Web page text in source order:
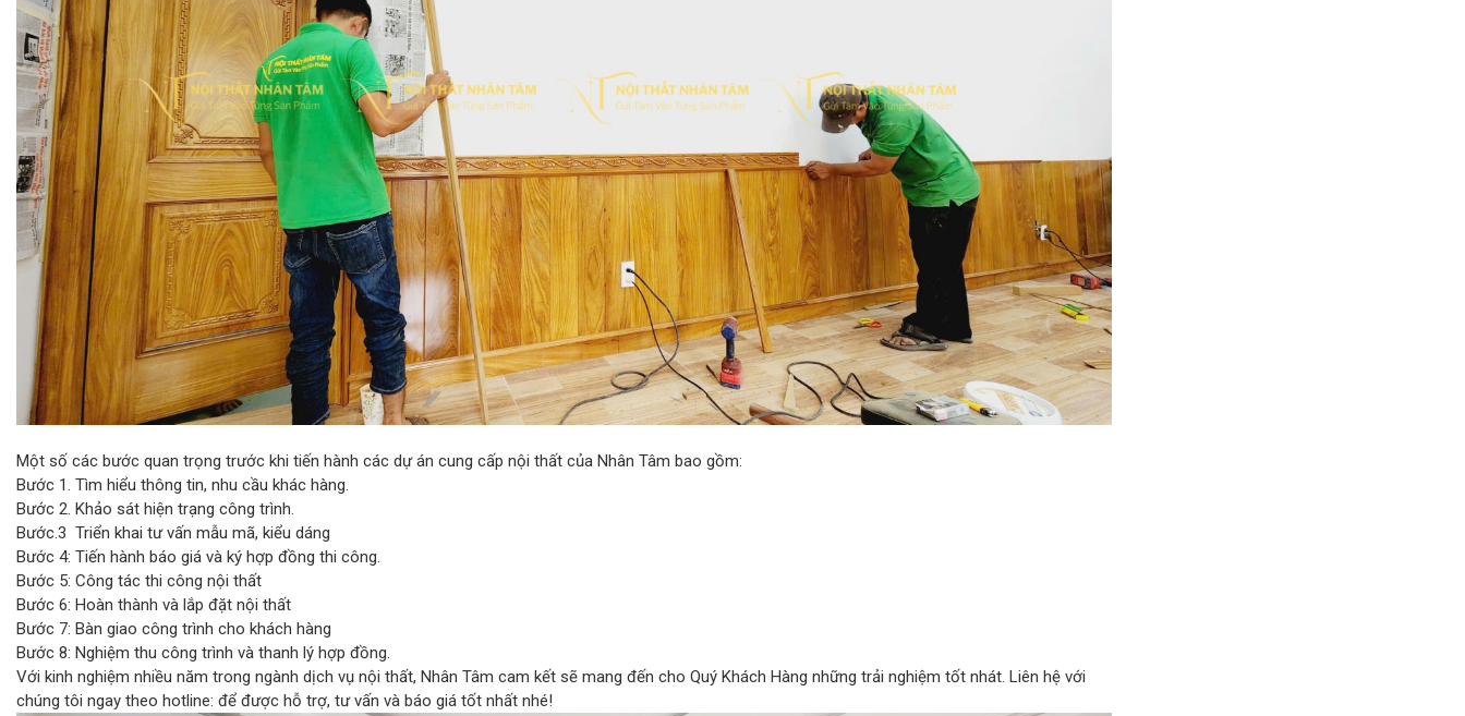
Một số các bước quan trọng trước khi tiến hành các dự án cung cấp nội thất của Nhân Tâm bao gồm:
Bước 1. Tìm hiểu thông tin, nhu cầu khác hàng.
Bước 2. Khảo sát hiện trạng công trình.
Bước.3 Triển khai tư vấn mẫu mã, kiểu dáng
Bước 4: Tiến hành báo giá và ký hợp đồng thi công.
Bước 5: Công tác thi công nội thất
Bước 6: Hoàn thành và lắp đặt nội thất
Bước 7: Bàn giao công trình cho khách hàng
Bước 8: Nghiệm thu công trình và thanh lý hợp đồng.
Với kinh nghiệm nhiều năm trong ngành dịch vụ nội thất, Nhân Tâm cam kết sẽ mang đến cho Quý Khách Hàng những trải nghiệm tốt nhát. Liên hệ với
chúng tôi ngay theo hotline: để được hỗ trợ, tư vấn và báo giá tốt nhất nhé!